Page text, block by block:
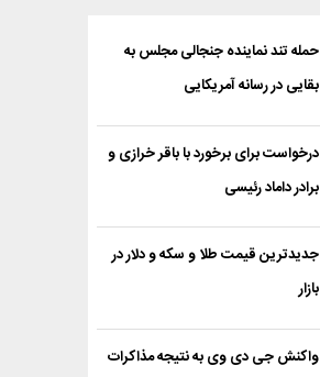
حمله تند نماینده جنجالی مجلس به
بقایی در رسانه آمریکایی
درخواست برای برخورد با باقر خرازی و
برادر داماد رئیسی
جدیدترین قیمت طلا و سکه و دلار در
بازار
واکنش جی دی وی به نتیجه مذاکرات